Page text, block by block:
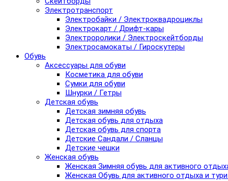
Электротранспорт
Электробайки / Электроквадроциклы
Электрокарт / Дрифт-кары
Электроролики / Электроскейтборды
Электросамокаты / Гироскутеры
Обувь
Аксессуары для обуви
Косметика для обуви
Сумки для обуви
Шнурки / Гетры
Детская обувь
Детская зимняя обувь
Детская обувь для отдыха
Детская обувь для спорта
Детские Сандали / Сланцы
Детские чешки
Женская обувь
Женская Зимняя обувь для активного
Женская Обувь для активного отдыха и